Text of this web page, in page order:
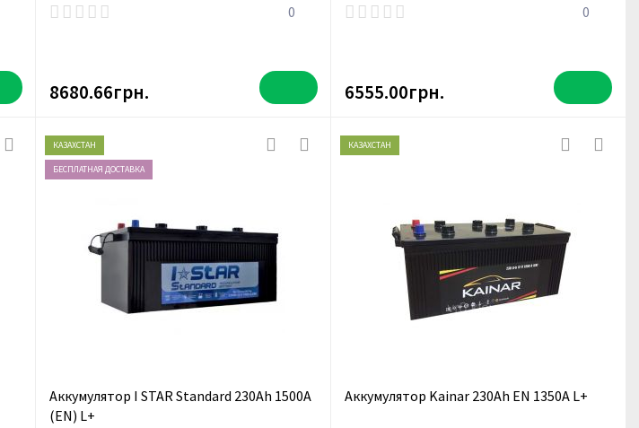
0
8680.66грн.
0
6555.00грн.
КАЗАХСТАН
БЕСПЛАТНАЯ ДОСТАВКА
Аккумулятор I STAR Standard 230Ah 1500A
(EN) L+
КАЗАХСТАН
Аккумулятор Kainar 230Ah EN 1350A L+